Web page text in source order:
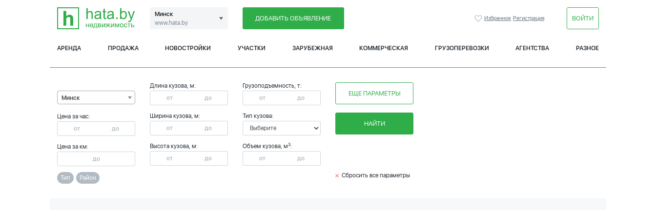
Минск
www.hata.by
ДОБАВИТЬ ОБЪЯВЛЕНИЕ Избранное Регистрация ВОЙТИ
АРЕНДА ПРОДАЖА НОВОСТРОЙКИ УЧАСТКИ ЗАРУБЕЖНАЯ КОММЕРЧЕСКАЯ ГРУЗОПЕРЕВОЗКИ АГЕНТСТВА РАЗНОЕ
Минск
Цена за час:
Цена за км:
Длина кузова, м:
Ширина кузова, м:
Высота кузова, м:
Грузоподъемность, т:
Тип кузова:
Объем кузова, м3:
ЕЩЕ ПАРАМЕТРЫ
НАЙТИ
Тип Район Сбросить все параметры